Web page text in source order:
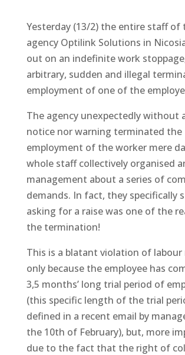
Yesterday (13/2) the entire staff of
agency Optilink Solutions in
out on an indefinite work
arbitrary, sudden and illegal
employment of one of the
The agency unexpectedly without
notice nor warning terminated the
employment of the worker mere
whole staff collectively organised
management about a series of
demands. In fact, they specifically
asking for a raise was one of the
the termination!
This is a blatant violation of
only because the employee has
3,5 months’ long trial period of
(this specific length of the trial
defined in a recent email by
the 10th of February), but, more
due to the fact that the right of